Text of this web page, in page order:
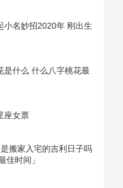
小名妙招2020年 刚出生
是什么 什么八字桃花最
座女票
搬家入宅的吉利日子吗
佳时间」